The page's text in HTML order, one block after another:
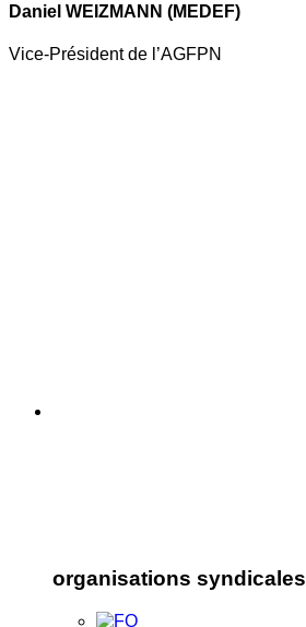
Daniel WEIZMANN (MEDEF)
Vice-Président de l’AGFPN
organisations syndicales